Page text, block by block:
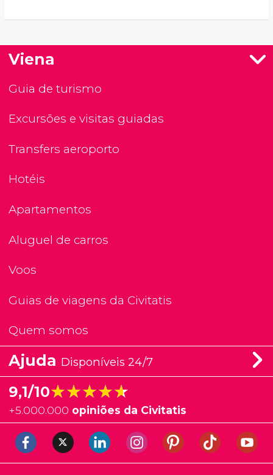
Viena
Guia de turismo
Excursões e visitas guiadas
Transfers aeroporto
Hotéis
Apartamentos
Aluguel de carros
Voos
Guias de viagens da Civitatis
Quem somos
Ajuda Disponíveis 24/7
9,1/10★★★★★
★★★★★
+5.000.000 opiniões da Civitatis